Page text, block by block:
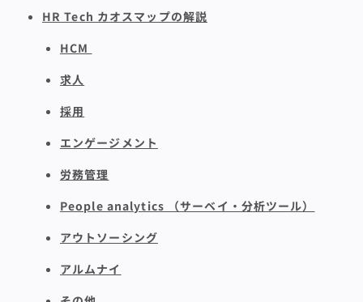
HR Tech カオスマップの解説
HCM
求人
採用
エンゲージメント
労務管理
People analytics （サーベイ・分析ツール）
アウトソーシング
アルムナイ